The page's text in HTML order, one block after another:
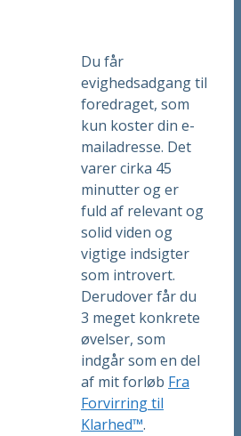
Du får
evighedsadgang til
foredraget, som
kun koster din e-
mailadresse. Det
varer cirka 45
minutter og er
fuld af relevant og
solid viden og
vigtige indsigter
som introvert.
Derudover får du
3 meget konkrete
øvelser, som
indgår som en del
af mit forløb Fra
Forvirring til
Klarhed™.